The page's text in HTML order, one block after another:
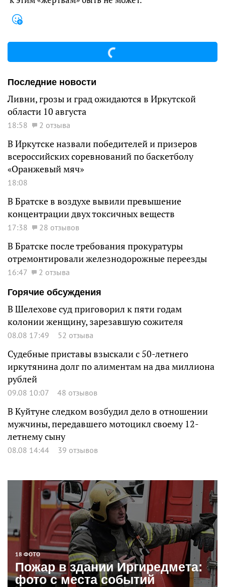
Последние новости
Ливни, грозы и град ожидаются в Иркутской
области 10 августа
18:58 2 отзыва
В Иркутске назвали победителей и призеров
всероссийских соревнований по баскетболу
«Оранжевый мяч»
18:08
В Братске в воздухе вывили превышение
концентрации двух токсичных веществ
17:38 28 отзывов
В Братске после требования прокуратуры
отремонтировали железнодорожные переезды
16:47
2 отзыва
Горячие обсуждения
В Шелехове суд приговорил к пяти годам
колонии женщину, зарезавшую сожителя
08.08 17:49 52 отзыва
Судебные приставы взыскали с 50-летнего
иркутянина долг по алиментам на два миллиона
рублей
09.08 10:07 48 отзывов
В Куйтуне следком возбудил дело в отношении
мужчины, передавшего мотоцикл своему 12-
летнему сыну
08.08 14:44 39 отзывов
18 ФОТО
Пожар в здании Иргиредмета:
фото с места событий